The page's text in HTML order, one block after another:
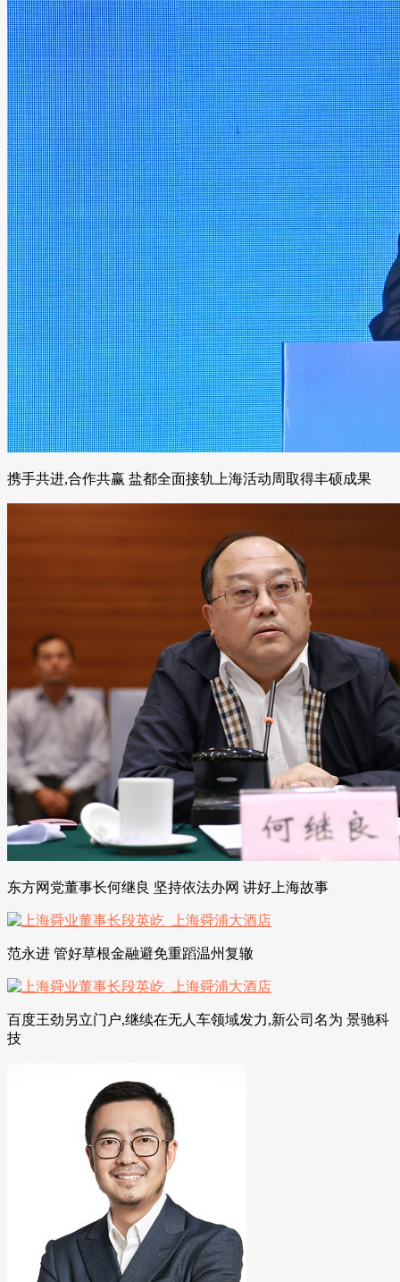
携手共进,合作共赢 盐都全面接轨上海活动周取得丰硕成果
东方网党董事长何继良 坚持依法办网 讲好上海故事
范永进 管好草根金融避免重蹈温州复辙
百度王劲另立门户,继续在无人车领域发力,新公司名为 景驰科
技